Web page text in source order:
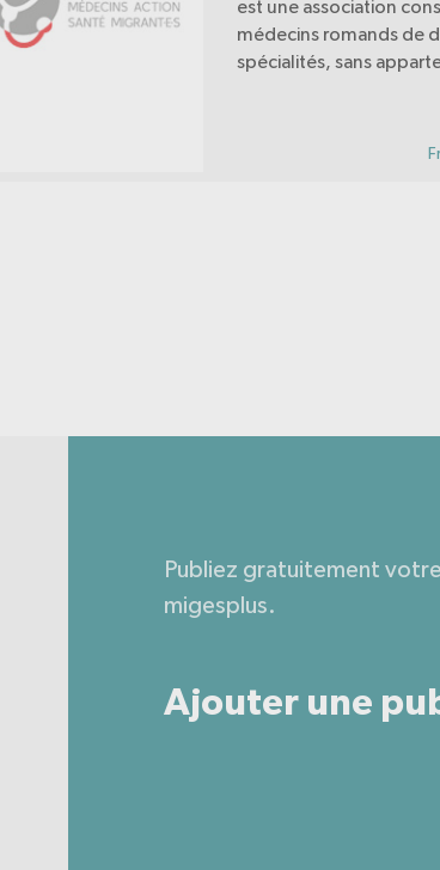
est une association
médecins romands de
spécialités, sans
migrant·e·s, qui
Publiez gratuitement
migesplus.
Ajouter une